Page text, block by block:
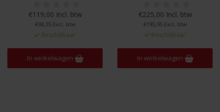
€119,00 Incl. btw
€98,35 Excl. btw
Beschikbaar
In winkelwagen
€225,00 Incl. btw
€185,95 Excl. btw
Beschikbaar
In winkelwagen